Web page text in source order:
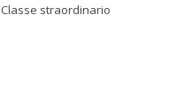
straordinario